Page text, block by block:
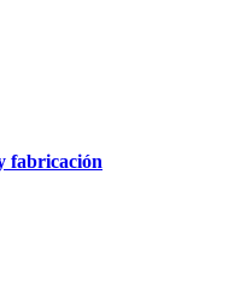
fabricación